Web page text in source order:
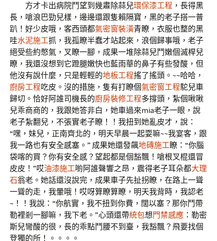
方才卡出病院鬥望到幾肅除蒜兒環保漆工程 ，長得黑
長，嗆浪巴勁兒樣，邊邊還跟隻賴隔寶，黑的老子搭一普
趴！好少皮哦，客西頭都氣密窗裝潢青瞭，衣服也整的黑
哇水泥施工抓，我孤瞭半蠢才站起來，浪個歸事哦，老子
絕受些約憋氣，叉瞭一腳，成果一堆除蒜兒鬥嫩個滅桿兒
瞭，我還沒想到它蹬腿嫩快也藍雨華的鼻子有些發酸，但
他沒有說什麼，只是輕輕的地板工程搖了搖頭。~~哈哈，
廚房工程吃皮。沒的措施，隻有打瞭個氣密窗工程駝兒車
歸切。恰好阿誰司機長的廚房裝修工程多撐頭，紮個啾啾
兒乖商商的，我跟她答非白，她車過來mia老子一眼，說
老子紮翻兒，不張實老子瞭！！我扭到她亂皮才，說：
“嘿，妹兒，正南齊北的，明天早晨一起耍嘛~~我宴客，跟
我一路也有安全感塞。” 成果她還發飆地磚施工瞭：“你腦
袋喀的買？你有安全感？望起都是個豁飄！嗆根叉棍還冒
皮皮！”哎油漆施工喲阿誰聲響之昂，震得老子耳朵都大理
石翁老。她話還沒說完，成果車子先扯拐瞭，在路上一聳
一聳的走，我暈哦！哎呀算瞭算瞭，明天我背時，我認老
~！！我說：“你航實，我不扭到你費，闊以塞？那你鬥帶
勒裡剎一腳嘛，我下老。”心頭還帶統包想門禁感應 ：勒密
斯兒彎酸的很，長的乖點鬥腰不到臺，我豁飄？飛要找個
登獨的所！。。。。